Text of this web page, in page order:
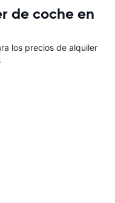
de coche en
los precios de alquiler